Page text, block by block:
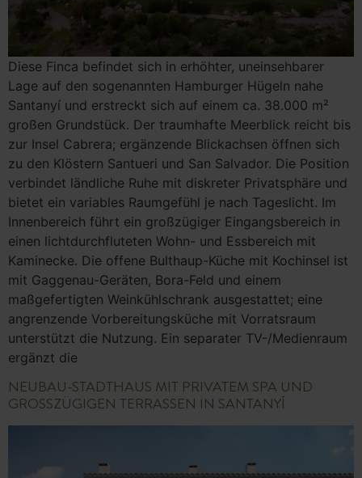
Diese Finca befindet sich in erhöhter, uneinsehbarer
Lage auf den sogenannten Hamburger Hügeln nahe
Santanyí und erstreckt sich auf einem ca. 38.000 m²
großen Grundstück. Der traumhafte Meerblick reicht bis
zur Insel Cabrera; ergänzende Blickachsen öffnen sich
zu den Klöstern Santueri und San Salvador. Die Position
verbindet ländliche Ruhe mit diskreter Privatsphäre und
bietet ein variables Raumgefühl je nach Tageslicht. Im
Innenbereich führt ein großzügiger Eingangsbereich in
einen lichtdurchfluteten Wohn- und Essbereich mit
Kaminecke. Die offene Bulthaup-Küche mit Kochinsel ist
mit Gaggenau-Geräten, Bora-Feld und einem
maßgefertigten Weinkühlschrank ausgestattet; eine
angrenzende Vorbereitungsküche mit Vorratsraum
unterstützt die Nutzung. Ein separater TV-/Medienraum
ergänzt die
NEUBAU-STADTHAUS MIT PRIVATEM SPA UND
GROSSZÜGIGEN TERRASSEN IN SANTANYÍ